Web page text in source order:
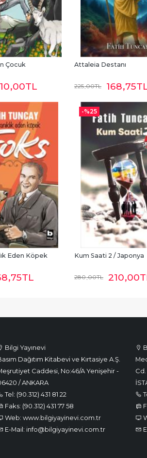
Çocuk
,00TL
Attaleia Destanı
225,00TL 168,75
Eden Köpek
,75TL
-%25
Kum Saati 2 / Japonya
280,00TL 210,00
Bilgi Yayınevi
Dağıtım Kitabevi ve Kırtasiye A.Ş.
Caddesi, No:46/A Yenişehir -
/ ANKARA
Tel: (90.312) 431 81 22
Faks: (90.312) 431 77 58
Web: www.bilgiyayinevi.com.tr
E-Mail: info@bilgiyayinevi.com.tr